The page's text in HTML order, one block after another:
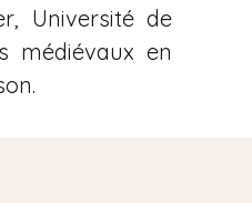
Université de
médiévaux en